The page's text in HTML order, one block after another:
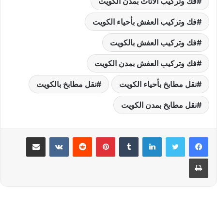
فك وتركيب العفش بأحياء الكويت
فك وتركيب العفش بالكويت
فك وتركيب العفش بمدن الكويت
نقل مطابخ بأحياء الكويت نقل مطابخ بالكويت
نقل مطابخ بمدن الكويت
لينكدإن بينتيريست مشاركة عبر البريد
طباعة